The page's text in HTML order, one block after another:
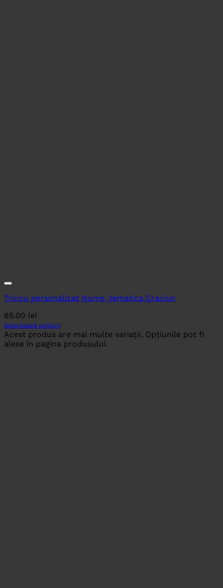
Tricou personalizat Nume, tematica Craciun
65.00 lei
Selectează opțiuni
Acest produs are mai multe variații. Opțiunile pot fi
alese în pagina produsului.